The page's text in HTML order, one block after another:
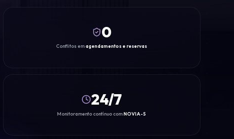
0
Conflitos emagendamentos e reservas
24/7
Monitoramento contínuo comNOVIA-S